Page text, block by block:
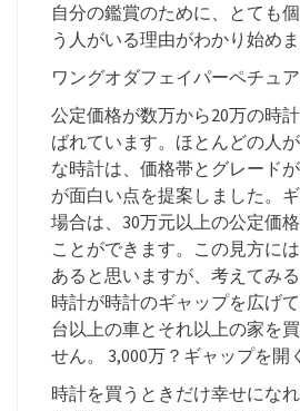
自分の鑑賞のために、とても
う人がいる理由がわかり始めま
ワングオダフェイパーペチュ
公定価格が数万から20万の時
ばれています。ほとんどの人
な時計は、価格帯とグレード
が面白い点を提案しました。
場合は、30万元以上の公定価
ことができます。この見方に
あると思いますが、考えてみ
時計が時計のギャップを広げ
台以上の車とそれ以上の家を
せん。 3,000万？ギャップを開
時計を買うときだけ幸せにな